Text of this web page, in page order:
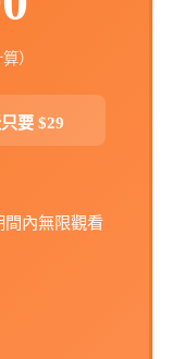
）
要 $29
間內無限觀看